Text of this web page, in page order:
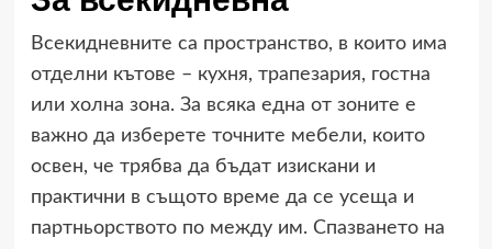
Всекидневните са пространство, в които има
отделни кътове – кухня, трапезария, гостна
или холна зона. За всяка една от зоните е
важно да изберете точните мебели, които
освен, че трябва да бъдат изискани и
практични в същото време да се усеща и
партньорството по между им. Спазването на